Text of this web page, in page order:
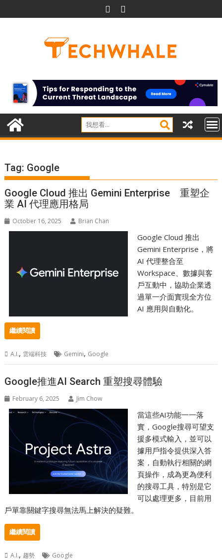
to
Tag: Google
Google Cloud 推出 Gemini Enterprise 重塑企
業 AI 代理應用格局
October 16, 2025 Brian Chan
Google Cloud 推出
Gemini Enterprise，將
AI 代理整合至
Workspace、數據與客
戶互動中，協助企業透
過單一介面實現全方位
AI 應用與自動化。
繼續閱讀
A.I., 雲端科技 Gemini, Google
Google推進AI Search 重塑搜尋體驗
February 6, 2025 Jim Chow
當這些AI功能一一落
實，Google搜尋可望支
援多模式輸入，並可以
據用戶指令提供深入答
案，自動執行相關的網
頁操作，成為更為便利
的搜尋工具，特別是它
可以處理更多，目前用
戶單靠關鍵字搜尋無法馬上解決的疑難。
繼續閱讀
A.I., 趨勢 Google